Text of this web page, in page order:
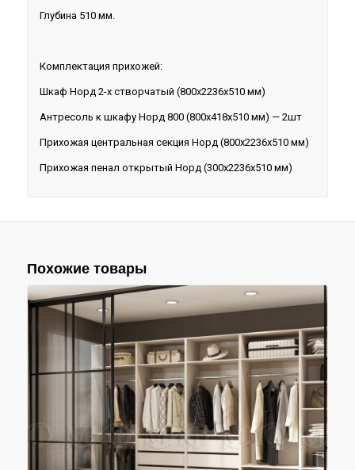
Глубина 510 мм.
Комплектация прихожей:
Шкаф Норд 2-х створчатый (800х2236х510 мм)
Антресоль к шкафу Норд 800 (800х418х510 мм) — 2шт
Прихожая центральная секция Норд (800х2236х510 мм)
Прихожая пенал открытый Норд (300х2236х510 мм)
Похожие товары